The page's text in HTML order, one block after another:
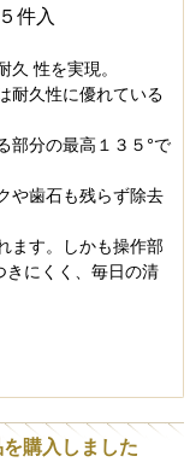
件入
性を実現。
耐久性に優れている
部分の最高１３５°で
や歯石も残らず除去
ます。しかも操作部
きにくく、毎日の清
購入しました